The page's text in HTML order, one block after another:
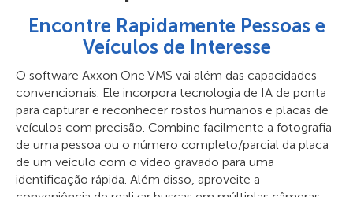
Encontre Rapidamente Pessoas e
Veículos de Interesse
O software Axxon One VMS vai além das capacidades
convencionais. Ele incorpora tecnologia de IA de ponta
para capturar e reconhecer rostos humanos e placas de
veículos com precisão. Combine facilmente a fotografia
de uma pessoa ou o número completo/parcial da placa
de um veículo com o vídeo gravado para uma
identificação rápida. Além disso, aproveite a